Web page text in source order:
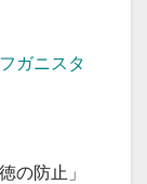
ガニスタ
の防止」